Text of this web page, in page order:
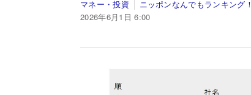
マネー・投資
ニッポンなんでもランキング！
2026年6月1日 6:00